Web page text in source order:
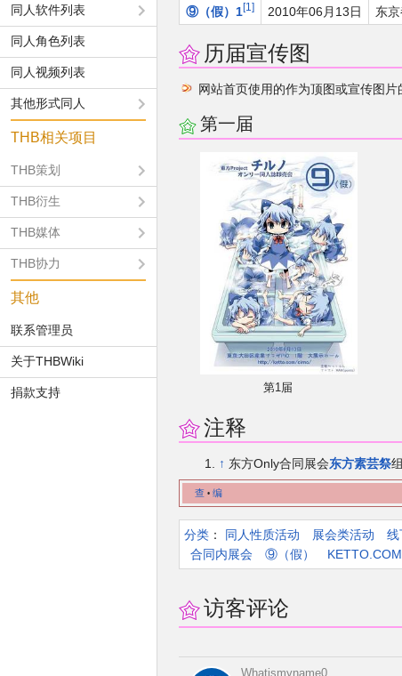
⑨（假）1 1 2010年06月13日 东
历届宣传图
网站首页使用的作为顶图或宣传图片
第一届
第1届
注释
↑ 东方Only合同展会东方素芸祭
查 • 编
分类 ：​ 同人性质活动 展会类活动 线
合同内展会
⑨（假） KETTO.COM
访客评论
Whatismyname0
同人软件列表
同人角色列表
同人视频列表
其他形式同人
THB相关项目
THB策划
THB衍生
THB媒体
THB协力
其他
联系管理员
关于THBWiki
捐款支持